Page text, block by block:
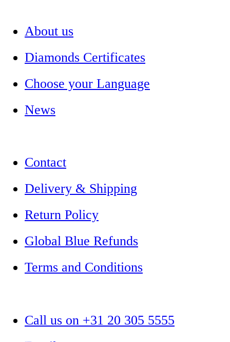
About us
Diamonds Certificates
Choose your Language
News
Contact
Delivery & Shipping
Return Policy
Global Blue Refunds
Terms and Conditions
Call us on +31 20 305 5555